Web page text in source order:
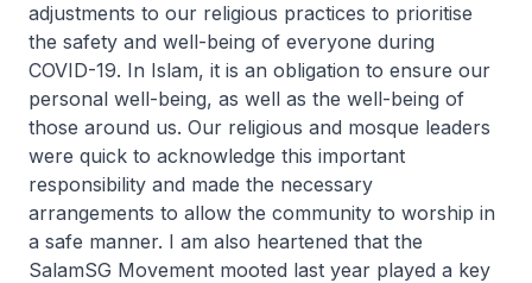
adjustments to our religious practices to prioritise
the safety and well-being of everyone during
COVID-19. In Islam, it is an obligation to ensure our
personal well-being, as well as the well-being of
those around us. Our religious and mosque leaders
were quick to acknowledge this important
responsibility and made the necessary
arrangements to allow the community to worship in
a safe manner. I am also heartened that the
SalamSG Movement mooted last year played a key